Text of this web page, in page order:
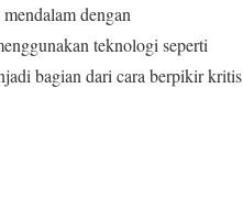
dengan
teknologi seperti
bagian dari cara berpikir kritis